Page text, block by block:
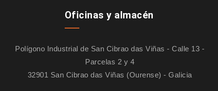
Oficinas y almacén
Polígono Industrial de San Cibrao das Viñas - Calle 13 -
Parcelas 2 y 4
32901 San Cibrao das Viñas (Ourense) - Galicia